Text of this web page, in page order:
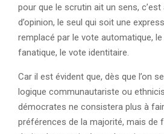
pour que le scrutin ait un sens,
d’opinion, le seul qui soit une
remplacé par le vote automatique,
fanatique, le vote identitaire.
Car il est évident que, dès que l’on
logique communautariste ou
démocrates ne consistera plus à
préférences de la majorité, mais de